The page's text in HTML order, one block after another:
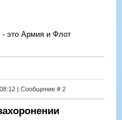
- это Армия и Флот
| Сообщение # 2